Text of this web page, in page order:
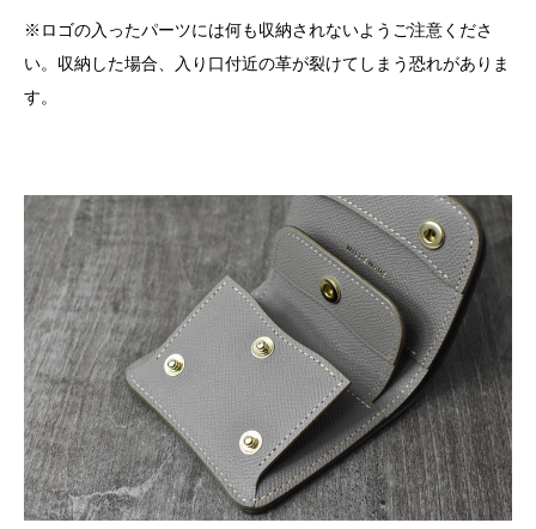
※ロゴの入ったパーツには何も収納されないようご注意くださ
い。収納した場合、入り口付近の革が裂けてしまう恐れがありま
す。